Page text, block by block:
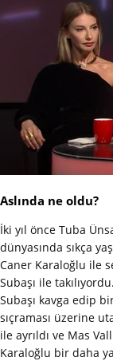
Aslında ne oldu?
İki yıl önce Tuba
dünyasında sıkça
Caner Karaloğlu ile
Subaşı ile
Subaşı kavga edip
sıçraması üzerine
ile ayrıldı ve Mas
Karaloğlu bir daha